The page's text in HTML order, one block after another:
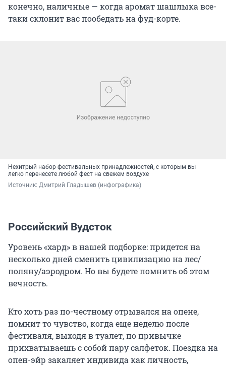
конечно, наличные — когда аромат шашлыка все-
таки склонит вас пообедать на фуд-корте.
Нехитрый набор фестивальных принадлежностей, с которым вы
легко перенесете любой фест на свежем воздухе
Источник: Дмитрий Гладышев (инфографика)
Российский Вудсток
Уровень «хард» в нашей подборке: придется на
несколько дней сменить цивилизацию на лес/
поляну/аэродром. Но вы будете помнить об этом
вечность.
Кто хоть раз по-честному отрывался на опене,
помнит то чувство, когда еще неделю после
фестиваля, выходя в туалет, по привычке
прихватываешь с собой пару салфеток. Поездка на
опен-эйр закаляет индивида как личность,